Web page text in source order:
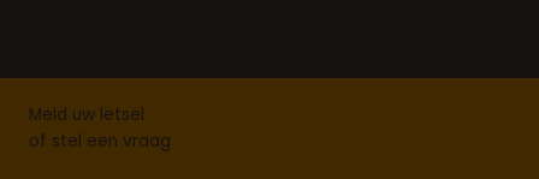
Meld uw letsel
of stel een vraag